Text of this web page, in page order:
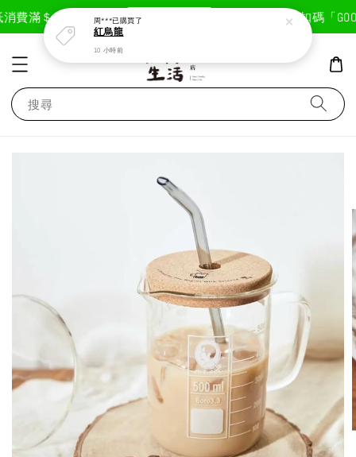
費滿＄1800免運費 現在去購物！ 首次註冊輸入折扣碼「
搜尋
周***已購買了
紅烏龍
10 小時前